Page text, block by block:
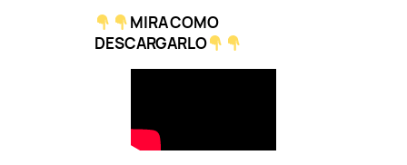
MIRA COMO
DESCARGARLO